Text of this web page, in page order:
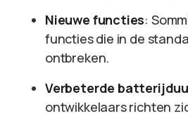
Nieuwe functies:
functies die in de
ontbreken.
Verbeterde
ontwikkelaars richten